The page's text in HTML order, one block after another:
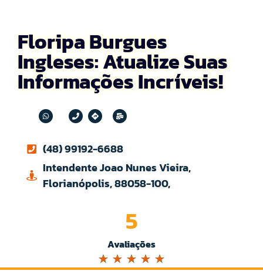
Floripa Burgues
Ingleses: Atualize Suas
Informações Incríveis!
(48) 99192-6688
Intendente Joao Nunes Vieira,
Florianópolis, 88058-100,
Avaliações
5
☆ ☆ ☆ ☆ ☆